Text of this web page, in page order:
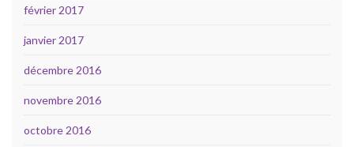
février 2017
janvier 2017
décembre 2016
novembre 2016
octobre 2016